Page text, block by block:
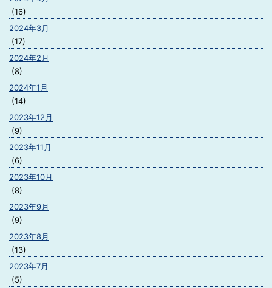
(16)
2024年3月
(17)
2024年2月
(8)
2024年1月
(14)
2023年12月
(9)
2023年11月
(6)
2023年10月
(8)
2023年9月
(9)
2023年8月
(13)
2023年7月
(5)